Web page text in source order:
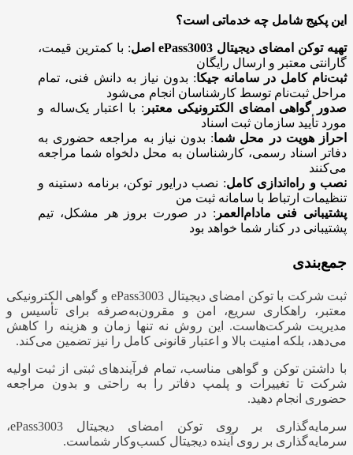
این پکیج شامل چه خدماتی است؟
تهیه توکن امضای دیجیتال ePass3003 اصل: با کمترین قیمت،
گارانتی معتبر و ارسال رایگان
ثبت‌نام کامل در سامانه جیکا: بدون نیاز به دانش فنی، تمام
مراحل ثبت‌نام توسط کارشناسان انجام می‌شود
صدور گواهی امضای الکترونیکی معتبر : با اعتبار یک‌ساله و
مورد تأیید سازمان ثبت اسناد
احراز هویت در محل شما: بدون نیاز به مراجعه حضوری به
دفاتر اسناد رسمی، کارشناسان به محل دلخواه شما مراجعه
می‌کنند
نصب و راه‌اندازی کامل: نصب درایور توکن، برنامه دستینه و
تنظیمات ارتباط با سامانه ثبت من
پشتیبانی فنی مادام‌العمر :در صورت بروز هر مشکل، تیم
پشتیبانی در کنار شما خواهد بود
جمع‌بندی
ثبت شرکت با توکن امضای دیجیتال ePass3003 و گواهی الکترونیکی
معتبر، راهکاری سریع، امن و مقرون‌به‌صرفه برای تأسیس و
مدیریت شرکت‌هاست. این روش نه تنها زمان و هزینه را کاهش
می‌دهد، بلکه امنیت بالا و اعتبار قانونی کامل را نیز تضمین می‌کند.
با داشتن توکن و گواهی مناسب، تمام فرآیندهای ثبتی از ثبت اولیه
شرکت تا تغییرات و پلمپ دفاتر را به راحتی و بدون مراجعه
حضوری انجام دهید.
سرمایه‌گذاری بر روی توکن امضای دیجیتال ePass3003،
سرمایه‌گذاری بر روی آینده دیجیتال کسب‌وکار شماست.